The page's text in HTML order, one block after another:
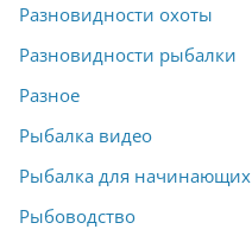
Разновидности охоты
Разновидности рыбалки
Разное
Рыбалка видео
Рыбалка для начинающих
Рыбоводство